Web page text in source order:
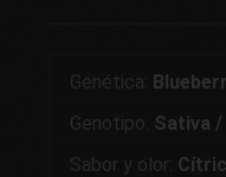
Genética:
Genotipo: Sativa /
Sabor y olor: